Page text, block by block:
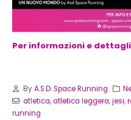
Per informazioni e
ByA.S.D. Space Running
atletica,atletica leggera,jesi,
running